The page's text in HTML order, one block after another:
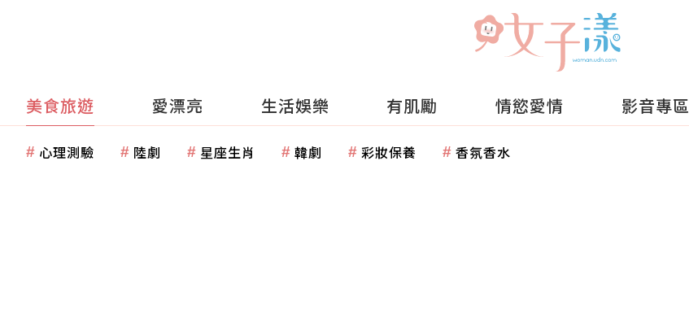
美食旅遊 愛漂亮 生活娛樂 有肌勵 情慾愛情 影音專區
心理測驗 陸劇 星座生肖 韓劇 彩妝保養 香氛香水